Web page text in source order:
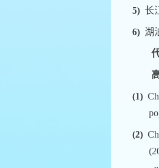
5) 长
6) 湖
(1)
(2)